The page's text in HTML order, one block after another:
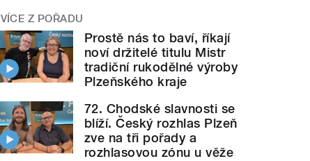
VÍCE Z POŘADU
Prostě nás to baví, říkají
noví držitelé titulu Mistr
tradiční rukodělné výroby
Plzeňského kraje
72. Chodské slavnosti se
blíží. Český rozhlas Plzeň
zve na tři pořady a
rozhlasovou zónu u věže